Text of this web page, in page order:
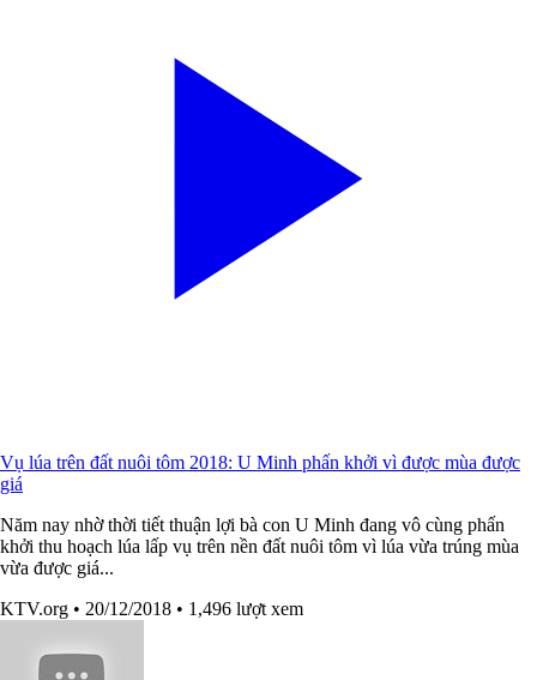
Vụ lúa trên đất nuôi tôm 2018: U Minh phấn khởi vì được mùa được
giá
Năm nay nhờ thời tiết thuận lợi bà con U Minh đang vô cùng phấn
khởi thu hoạch lúa lấp vụ trên nền đất nuôi tôm vì lúa vừa trúng mùa
vừa được giá...
KTV.org • 20/12/2018 • 1,496 lượt xem